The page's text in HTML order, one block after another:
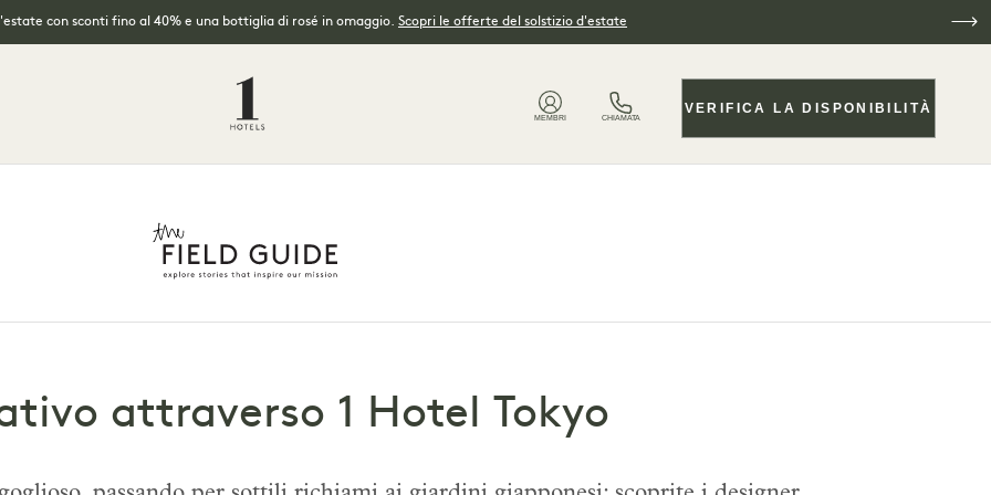
con sconti fino al 40% e una bottiglia di rosé in omaggio. Scopri le offerte del solstizio d'estate
MEMBRI CHIAMATA
VERIFICA LA DISPONIBILITÀ
attraverso 1 Hotel Tokyo